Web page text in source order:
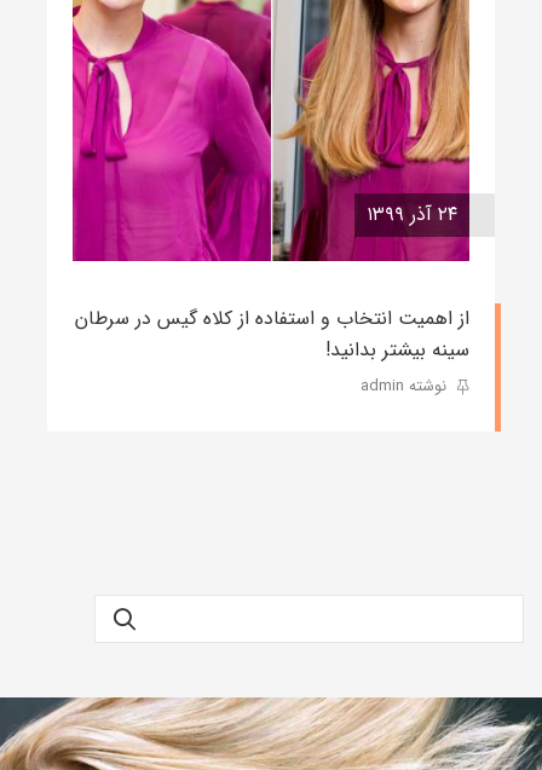
۲۴ آذر ۱۳۹۹
از اهمیت انتخاب و استفاده از کلاه گیس در سرطان
سینه بیشتر بدانید!
نوشته admin